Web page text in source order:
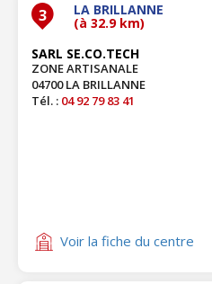
3 LA BRILLANNE
(à 32.9 km)
SARL SE.CO.TECH
ZONE ARTISANALE
04700 LA BRILLANNE
Tél. : 04 92 79 83 41
Voir la fiche du centre